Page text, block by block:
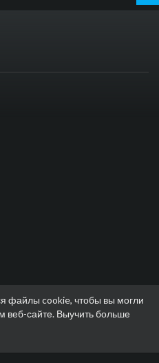
файлы cookie, чтобы вы могли
веб-сайте. Выучить больше